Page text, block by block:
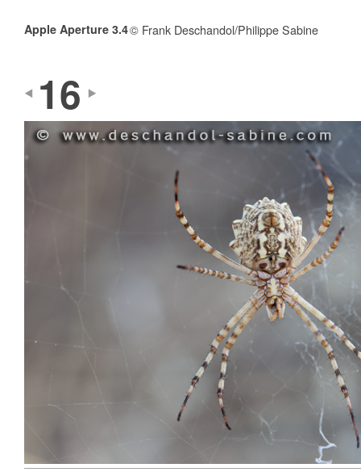
Apple Aperture 3.4© Frank Deschandol/Philippe Sabine
16